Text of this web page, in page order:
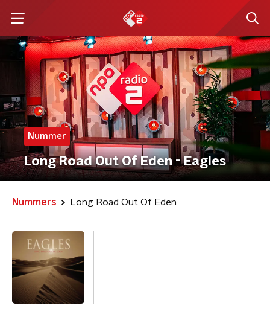
Nummer
Long Road Out Of Eden - Eagles
Nummers Long Road Out Of Eden